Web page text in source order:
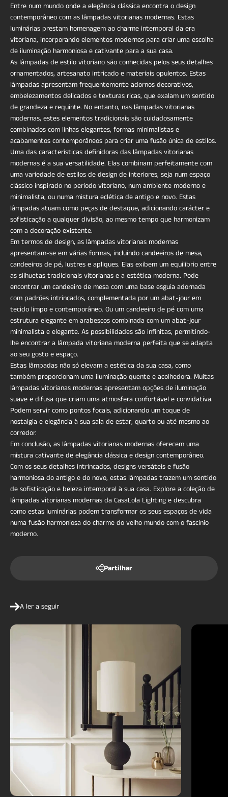
Entre num mundo onde a elegância clássica encontra o design
contemporâneo com as lâmpadas vitorianas modernas. Estas
luminárias prestam homenagem ao charme intemporal da era
vitoriana, incorporando elementos modernos para criar uma escolha
de iluminação harmoniosa e cativante para a sua casa.
As lâmpadas de estilo vitoriano são conhecidas pelos seus detalhes
ornamentados, artesanato intricado e materiais opulentos. Estas
lâmpadas apresentam frequentemente adornos decorativos,
embelezamentos delicados e texturas ricas, que exalam um sentido
de grandeza e requinte. No entanto, nas lâmpadas vitorianas
modernas, estes elementos tradicionais são cuidadosamente
combinados com linhas elegantes, formas minimalistas e
acabamentos contemporâneos para criar uma fusão única de estilos.
Uma das características definidoras das lâmpadas vitorianas
modernas é a sua versatilidade. Elas combinam perfeitamente com
uma variedade de estilos de design de interiores, seja num espaço
clássico inspirado no período vitoriano, num ambiente moderno e
minimalista, ou numa mistura eclética de antigo e novo. Estas
lâmpadas atuam como peças de destaque, adicionando carácter e
sofisticação a qualquer divisão, ao mesmo tempo que harmonizam
com a decoração existente.
Em termos de design, as lâmpadas vitorianas modernas
apresentam-se em várias formas, incluindo candeeiros de mesa,
candeeiros de pé, lustres e apliques. Elas exibem um equilíbrio entre
as silhuetas tradicionais vitorianas e a estética moderna. Pode
encontrar um candeeiro de mesa com uma base esguia adornada
com padrões intrincados, complementada por um abat-jour em
tecido limpo e contemporâneo. Ou um candeeiro de pé com uma
estrutura elegante em arabescos combinada com um abat-jour
minimalista e elegante. As possibilidades são infinitas, permitindo-
lhe encontrar a lâmpada vitoriana moderna perfeita que se adapta
ao seu gosto e espaço.
Estas lâmpadas não só elevam a estética da sua casa, como
também proporcionam uma iluminação quente e acolhedora. Muitas
lâmpadas vitorianas modernas apresentam opções de iluminação
suave e difusa que criam uma atmosfera confortável e convidativa.
Podem servir como pontos focais, adicionando um toque de
nostalgia e elegância à sua sala de estar, quarto ou até mesmo ao
corredor.
Em conclusão, as lâmpadas vitorianas modernas oferecem uma
mistura cativante de elegância clássica e design contemporâneo.
Com os seus detalhes intrincados, designs versáteis e fusão
harmoniosa do antigo e do novo, estas lâmpadas trazem um sentido
de sofisticação e beleza intemporal à sua casa. Explore a coleção de
lâmpadas vitorianas modernas da CasaLola Lighting e descubra
como estas luminárias podem transformar os seus espaços de vida
numa fusão harmoniosa do charme do velho mundo com o fascínio
moderno.
Partilhar
A ler a seguir